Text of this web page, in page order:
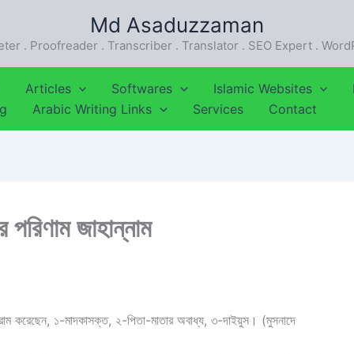
Md Asaduzzaman
. Proofreader . Transcriber . Translator . SEO Expert .
Articles Softwares Islamic Websites
Arabic Writing Links Services Contact
জাহান্নাম
করেছেন, ১-মাদকাসক্ত, ২-পিতা-মাতার অবাধ্য, ৩-দাইয়ুস। (মুসনাদে